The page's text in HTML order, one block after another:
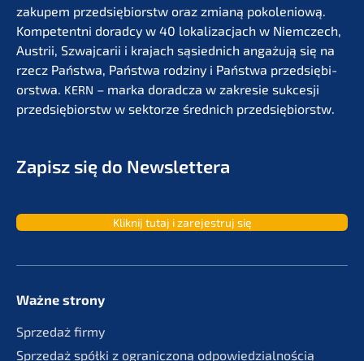
zakupem przedsię­bi­orstw oraz zmianą pokolenio­wą.
Kompe­tent­ni dorad­cy w 40 lokali­zac­jach w Niemc­zech,
Austrii, Szwaj­ca­rii i krajach sąsied­nich angażu­ją się na
rzecz Państ­wa, Państ­wa rodzi­ny i Państ­wa przedsię­bi­
orst­wa. KERN – marka dorad­c­za w zakre­sie sukces­ji
przedsię­bi­orstw w sektor­ze średnich przedsiębiorstw.
Zapisz się do Newslettera
Kliknij tutaj i zarejes­truj się
Ważne strony
Sprze­daż firmy
Sprze­daż spółki z ogranic­zoną odpowiedzialnością